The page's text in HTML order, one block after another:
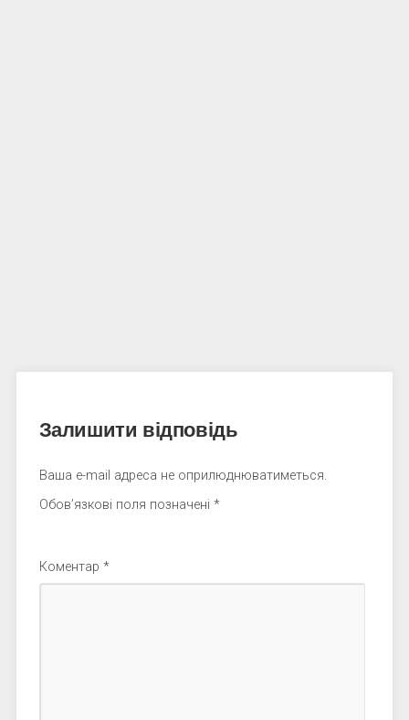
Залишити відповідь
Ваша e-mail адреса не оприлюднюватиметься.
Обов’язкові поля позначені *
Коментар *